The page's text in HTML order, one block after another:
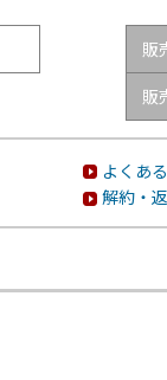
販
販
よくあ
解約・